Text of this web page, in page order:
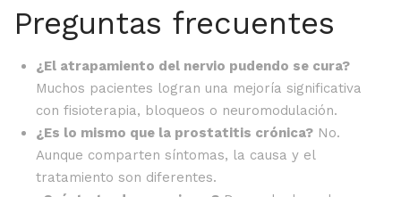
Preguntas frecuentes
¿El atrapamiento del nervio pudendo se cura?
Muchos pacientes logran una mejoría significativa
con fisioterapia, bloqueos o neuromodulación.
¿Es lo mismo que la prostatitis crónica? No.
Aunque comparten síntomas, la causa y el
tratamiento son diferentes.